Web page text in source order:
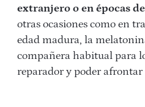
extranjero o en épocas
otras ocasiones como en
edad madura, la
compañera habitual para
reparador y poder afrontar